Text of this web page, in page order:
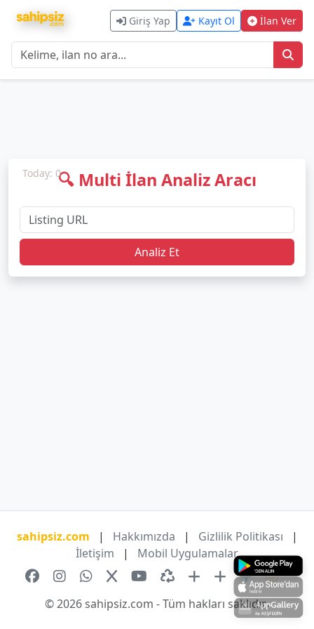
Giriş Yap Kayıt Ol İlan Ver
Today: 0🔍 Multi İlan Analiz Aracı
Analiz Et
sahipsiz.com | Hakkımızda | Gizlilik Politikası
|
İletişim
| Mobil Uygulamalar
© 2026 sahipsiz.com - Tüm hakları saklıdır